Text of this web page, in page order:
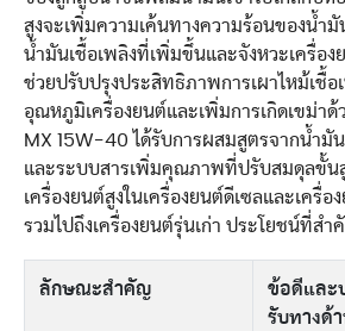
สูงจะเพิ่มความเค้นทางความร้อนของน้ำ
น้ำมันเชื้อเพลิงที่เพิ่มขึ้นและจังหวะเครื่อง
ช่วยปรับปรุงประสิทธิภาพการเผาไหม้เชื้อ
อุณหภูมิเครื่องยนต์และเพิ่มการเกิดเขม่า
MX 15W-40 ได้รับการผสมสูตรจากน้ำมั
และระบบสารเพิ่มคุณภาพที่ปรับสมดุลขั้น
เครื่องยนต์สูงในเครื่องยนต์ดีเซลและเครื่
รวมไปถึงเครื่องยนต์รุ่นเก่า ประโยชน์ที่ส
ลักษณะสำคัญ
ข้อดีและ
รับทางด้